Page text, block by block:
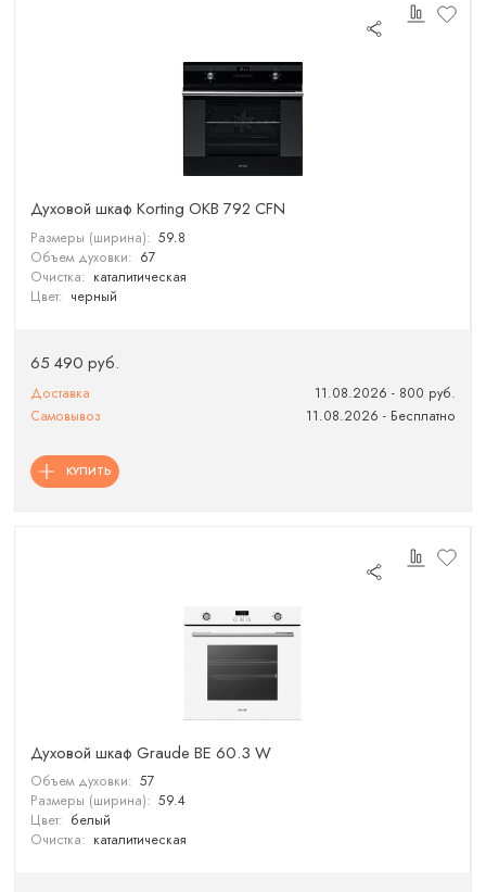
Духовой шкаф Korting OKB 792 CFN
Размеры (ширина): 59.8
Объем духовки: 67
Очистка: каталитическая
Цвет: черный
65 490 руб.
Доставка
11.08.2026 - 800 руб.
Самовывоз
11.08.2026 - Бесплатно
КУПИТЬ
Духовой шкаф Graude BE 60.3 W
Объем духовки: 57
Размеры (ширина): 59.4
Цвет: белый
Очистка: каталитическая